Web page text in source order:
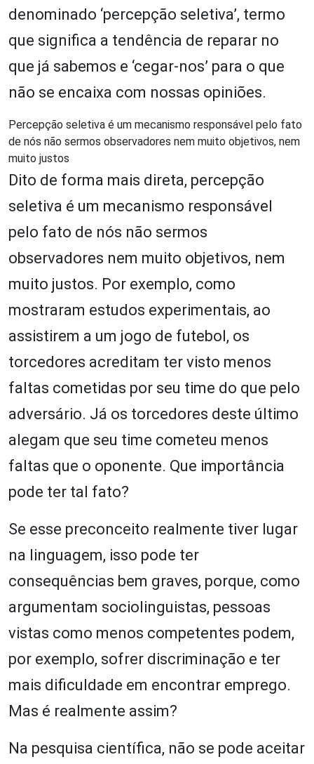
denominado ‘percepção seletiva’, termo
que significa a tendência de reparar no
que já sabemos e ‘cegar-nos’ para o que
não se encaixa com nossas opiniões.
Percepção seletiva é um mecanismo responsável pelo fato
de nós não sermos observadores nem muito objetivos, nem
muito justos
Dito de forma mais direta, percepção
seletiva é um mecanismo responsável
pelo fato de nós não sermos
observadores nem muito objetivos, nem
muito justos. Por exemplo, como
mostraram estudos experimentais, ao
assistirem a um jogo de futebol, os
torcedores acreditam ter visto menos
faltas cometidas por seu time do que pelo
adversário. Já os torcedores deste último
alegam que seu time cometeu menos
faltas que o oponente. Que importância
pode ter tal fato?
Se esse preconceito realmente tiver lugar
na linguagem, isso pode ter
consequências bem graves, porque, como
argumentam sociolinguistas, pessoas
vistas como menos competentes podem,
por exemplo, sofrer discriminação e ter
mais dificuldade em encontrar emprego.
Mas é realmente assim?
Na pesquisa científica, não se pode aceitar